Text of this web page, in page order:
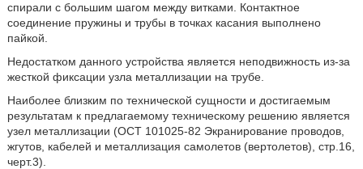
спирали с большим шагом между витками. Контактное
соединение пружины и трубы в точках касания выполнено
пайкой.
Недостатком данного устройства является неподвижность из-за
жесткой фиксации узла металлизации на трубе.
Наиболее близким по технической сущности и достигаемым
результатам к предлагаемому техническому решению является
узел металлизации (ОСТ 101025-82 Экранирование проводов,
жгутов, кабелей и металлизация самолетов (вертолетов), стр.16,
черт.3).